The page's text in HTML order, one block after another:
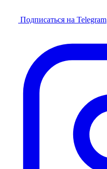
Подписаться на Telegram